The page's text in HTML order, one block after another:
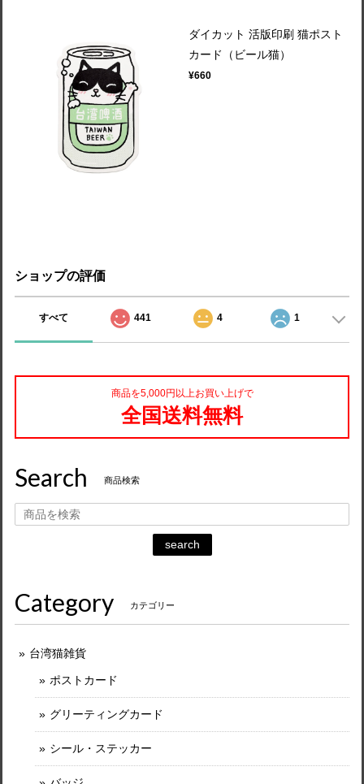
ダイカット 活版印刷 猫ポスト
カード（ビール猫）
¥660
ショップの評価
すべて 441 4 1
商品を5,000円以上お買い上げで
全国送料無料
Search 商品検索
search
Category カテゴリー
台湾猫雑貨
ポストカード
グリーティングカード
シール・ステッカー